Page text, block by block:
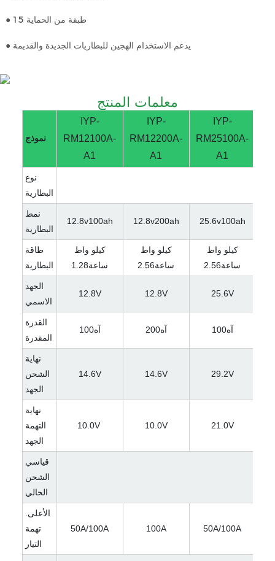
● 15 طبقة من الحماية
● يدعم الاستخدام الهجين للبطاريات الجديدة والقديمة
معلمات المنتج
نموذج
IYP-
RM12100A-
A1
IYP-
RM12200A-
A1
IYP-
RM25100A-
A1
نوع
البطارية
نمط
البطارية
12.8v100ah 12.8v200ah 25.6v100ah
طاقة
البطارية
كيلو واط
ساعة1.28
كيلو واط
ساعة2.56
كيلو واط
ساعة2.56
الجهد
الاسمي
12.8V 12.8V 25.6V
القدرة
المقدرة
آه100 آه200 آه100
نهاية
الشحن
الجهد
14.6V 14.6V 29.2V
نهاية
التهمة
الجهد
10.0V 10.0V 21.0V
قياسي
الشحن
الحالي
الأعلى.
تهمة
التيار
50A/100A 100A 50A/100A